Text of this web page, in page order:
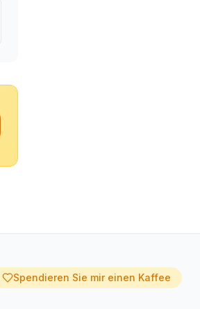
Spendieren Sie mir einen Kaffee